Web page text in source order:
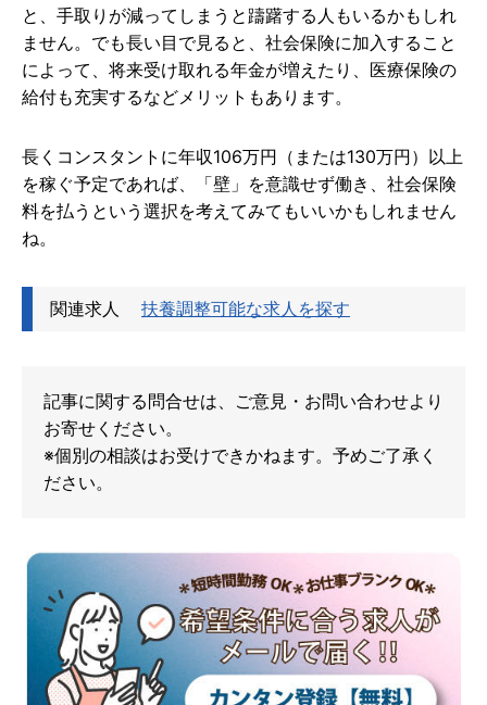
と、手取りが減ってしまうと躊躇する人もいるかもしれ
ません。でも長い目で見ると、社会保険に加入すること
によって、将来受け取れる年金が増えたり、医療保険の
給付も充実するなどメリットもあります。
長くコンスタントに年収106万円（または130万円）以上
を稼ぐ予定であれば、「壁」を意識せず働き、社会保険
料を払うという選択を考えてみてもいいかもしれません
ね。
関連求人 扶養調整可能な求人を探す
記事に関する問合せは、ご意見・お問い合わせより
お寄せください。
※個別の相談はお受けできかねます。予めご了承く
ださい。